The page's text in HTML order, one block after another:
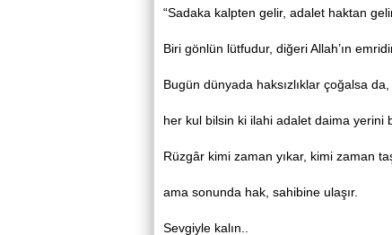
“Sadaka kalpten gelir, adalet haktan
Biri gönlün lütfudur, diğeri Allah’ın
Bugün dünyada haksızlıklar çoğalsa da,
her kul bilsin ki ilahi adalet daima yerini
Rüzgâr kimi zaman yıkar, kimi zaman
ama sonunda hak, sahibine ulaşır.
Sevgiyle kalın..